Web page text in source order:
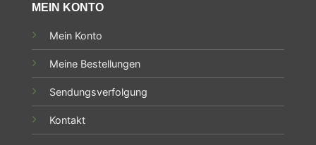
MEIN KONTO
Mein Konto
Meine Bestellungen
Sendungsverfolgung
Kontakt